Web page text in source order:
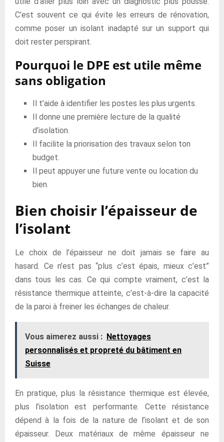
C’est souvent ce qui évite les erreurs de rénovation,
comme poser un isolant inadapté sur un support qui
doit rester perspirant.
Pourquoi le DPE est utile même
sans obligation
Il t’aide à identifier les postes les plus urgents.
Il donne une première lecture de la qualité
d’isolation.
Il facilite la priorisation des travaux selon ton
budget.
Il peut appuyer une future vente ou location du
bien.
Bien choisir l’épaisseur de
l’isolant
Le choix de l’épaisseur ne doit jamais se faire au
hasard. Ce n’est pas “plus c’est épais, mieux c’est”
dans tous les cas. Ce qui compte vraiment, c’est la
résistance thermique atteinte, c’est-à-dire la capacité
de la paroi à freiner les échanges de chaleur.
Vous aimerez aussi : Nettoyages
personnalisés et propreté du bâtiment en
Suisse
En pratique, plus la résistance thermique est élevée,
plus l’isolation est performante. Cette résistance
dépend à la fois de la nature de l’isolant et de son
épaisseur. Deux matériaux de même épaisseur ne